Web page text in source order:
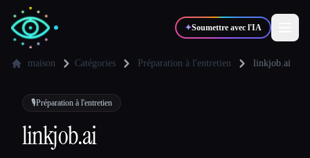
✦Soumettre avec l'IA
✍️Auteurs
💻 Développeurs
maison Catégories Préparation à l'entretien linkjob.ai
🎙️Préparation à l'entretien
linkjob.ai